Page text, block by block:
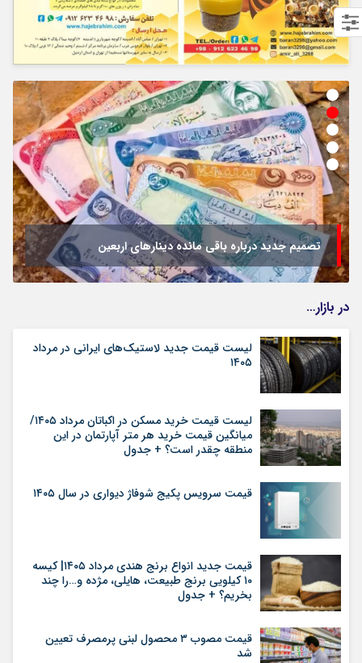
تصمیم جدید درباره باقی مانده دینارهای اربعین
در بازار…
لیست قیمت جدید لاستیک‌های ایرانی در مرداد
۱۴۰۵
لیست قیمت خرید مسکن در اکباتان مرداد ۱۴۰۵/
میانگین قیمت خرید هر متر آپارتمان در این
منطقه چقدر است؟ + جدول
قیمت سرویس پکیج شوفاژ دیواری در سال ۱۴۰۵
قیمت جدید انواع برنج هندی مرداد ۱۴۰۵| کیسه
۱۰ کیلویی برنج طبیعت، هایلی، مژده و…را چند
بخریم؟ + جدول
قیمت مصوب ۳ محصول لبنی پرمصرف تعیین
شد